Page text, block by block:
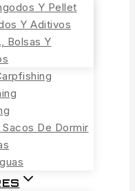
Y Pellet
Y Aditivos
Bolsas Y
Sacos De Dormir